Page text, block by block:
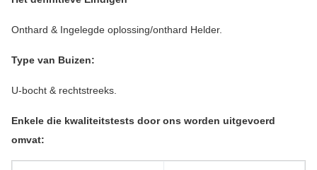
Onthard & Ingelegde oplossing/onthard Helder.
Type van Buizen:
U-bocht & rechtstreeks.
Enkele die kwaliteitstests door ons worden uitgevoerd
omvat: